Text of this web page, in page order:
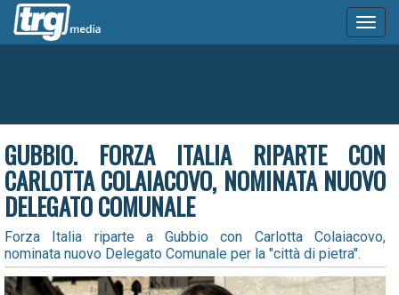
GUBBIO. FORZA ITALIA RIPARTE CON
CARLOTTA COLAIACOVO, NOMINATA NUOVO
DELEGATO COMUNALE
Forza Italia riparte a Gubbio con Carlotta Colaiacovo,
nominata nuovo Delegato Comunale per la "città di pietra".